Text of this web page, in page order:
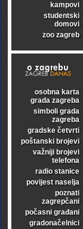
kampovi
studentski
domovi
zoo zagreb
osobna karta
grada zagreba
simboli grada
zagreba
gradske četvrti
poštanski brojevi
važniji brojevi
telefona
radio stanice
povijest naselja
poznati
zagrepčani
počasni građani
gradonačelnici